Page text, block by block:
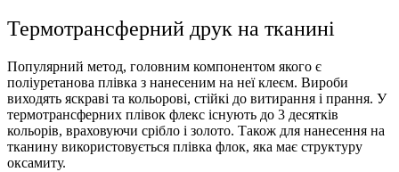
Термотрансферний друк на тканині
Популярний метод, головним компонентом якого є
поліуретанова плівка з нанесеним на неї клеєм. Вироби
виходять яскраві та кольорові, стійкі до витирання і прання. У
термотрансферних плівок флекс існують до 3 десятків
кольорів, враховуючи срібло і золото. Також для нанесення на
тканину використовується плівка флок, яка має структуру
оксамиту.